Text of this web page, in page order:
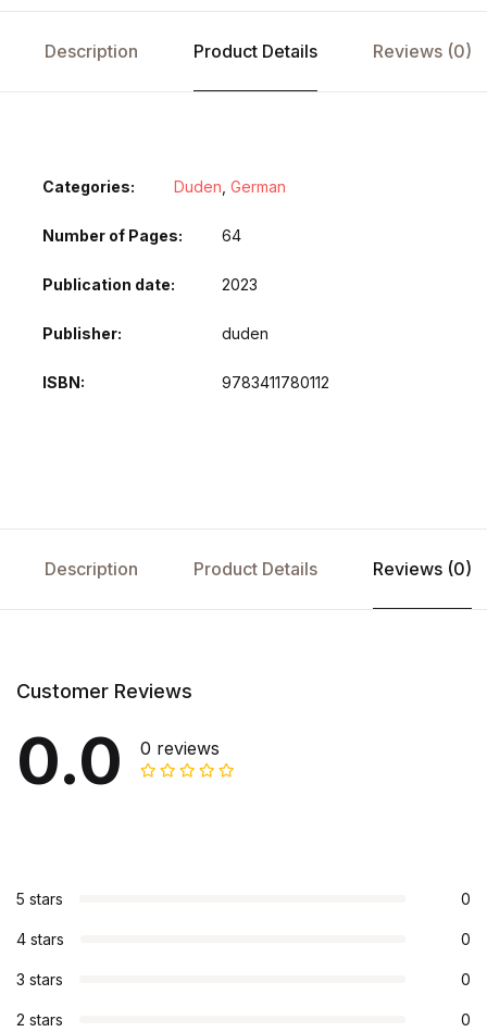
Description Product Details Reviews (0)
Categories: Duden German
Number of Pages 64
Publication date 2023
Publisher duden
ISBN 9783411780112
Description Product Details Reviews (0)
Customer Reviews
0.0 0 reviews
5 stars 0
4 stars 0
3 stars 0
2 stars 0